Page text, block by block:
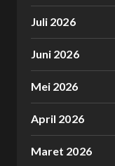
Juli 2026
Juni 2026
Mei 2026
April 2026
Maret 2026